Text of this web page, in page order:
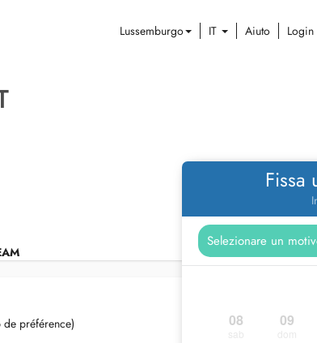
Lussemburgo IT Aiuto Login
Fissa
08 09
préférence)